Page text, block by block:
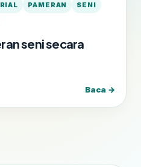
PAMERAN
SENI
seni secara
Baca →